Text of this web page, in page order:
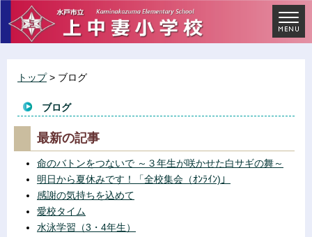
トップ> ブログ
ブログ
最新の記事
命のバトンをつないで ～３年生が咲かせた白サギの舞～
明日から夏休みです！「全校集会（ｵﾝﾗｲﾝ)」
感謝の気持ちを込めて
愛校タイム
水泳学習（3・4年生）